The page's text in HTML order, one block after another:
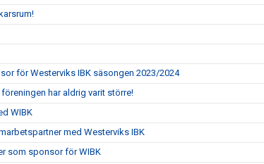
för Westerviks IBK säsongen 2023/2024
har aldrig varit större!
WIBK
med Westerviks IBK
som sponsor för WIBK